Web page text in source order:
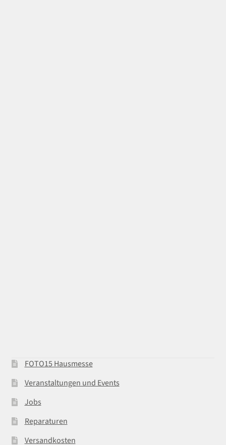
FOTO15 Hausmesse
Veranstaltungen und Events
Jobs
Reparaturen
Versandkosten